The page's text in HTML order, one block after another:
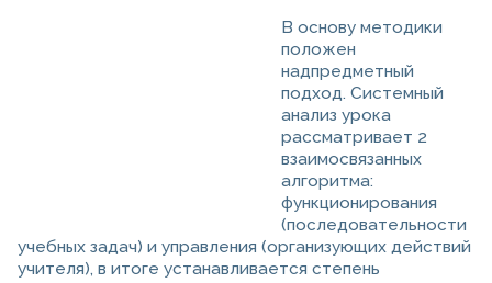
В основу методики
положен
надпредметный
подход. Системный
анализ урока
рассматривает 2
взаимосвязанных
алгоритма:
функционирования
(последовательности
учебных задач) и управления (организующих действий
учителя), в итоге устанавливается степень